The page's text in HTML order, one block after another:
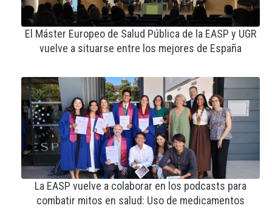
El Máster Europeo de Salud Pública de la EASP y UGR
vuelve a situarse entre los mejores de España
La EASP vuelve a colaborar en los podcasts para
combatir mitos en salud: Uso de medicamentos